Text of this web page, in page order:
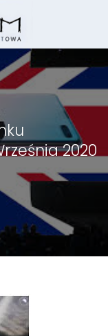
2020